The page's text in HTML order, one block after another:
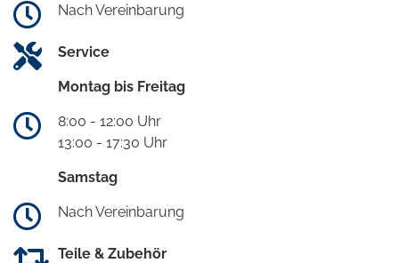
Nach Vereinbarung
Service
Montag bis Freitag
8:00 - 12:00 Uhr
13:00 - 17:30 Uhr
Samstag
Nach Vereinbarung
Teile & Zubehör